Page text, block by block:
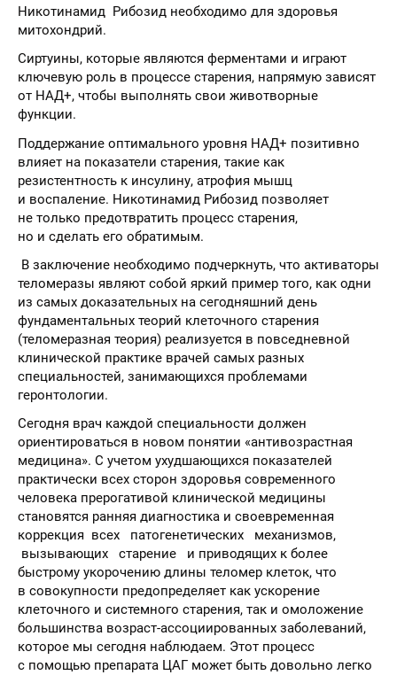
Никотинамид Рибозид необходимо для здоровья
митохондрий.
Сиртуины, которые являются ферментами и играют
ключевую роль в процессе старения, напрямую зависят
от НАД+, чтобы выполнять свои животворные
функции.
Поддержание оптимального уровня НАД+ позитивно
влияет на показатели старения, такие как
резистентность к инсулину, атрофия мышц
и воспаление. Никотинамид Рибозид позволяет
не только предотвратить процесс старения,
но и сделать его обратимым.
В заключение необходимо подчеркнуть, что активаторы
теломеразы являют собой яркий пример того, как одни
из самых доказательных на сегодняшний день
фундаментальных теорий клеточного старения
(теломеразная теория) реализуется в повседневной
клинической практике врачей самых разных
специальностей, занимающихся проблемами
геронтологии.
Сегодня врач каждой специальности должен
ориентироваться в новом понятии «антивозрастная
медицина». С учетом ухудшающихся показателей
практически всех сторон здоровья современного
человека прерогативой клинической медицины
становятся ранняя диагностика и своевременная
коррекция всех патогенетических механизмов,
вызывающих старение и приводящих к более
быстрому укорочению длины теломер клеток, что
в совокупности предопределяет как ускорение
клеточного и системного старения, так и омоложение
большинства возраст-ассоциированных заболеваний,
которое мы сегодня наблюдаем. Этот процесс
с помощью препарата ЦАГ может быть довольно легко